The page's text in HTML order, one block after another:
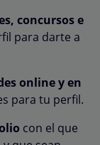
concursos e
para darte a
online y en
para tu perfil.
con el que